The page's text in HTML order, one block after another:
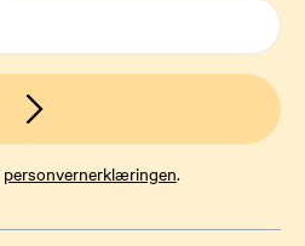
personvernerklæringen.